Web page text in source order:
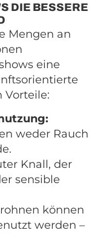
DIE BESSERE
Mengen an
eine
Vorteile:
weder Rauch
Knall, der
sensible
können
werden –